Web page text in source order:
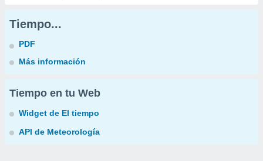
Tiempo...
PDF
Más información
Tiempo en tu Web
Widget de El tiempo
API de Meteorología